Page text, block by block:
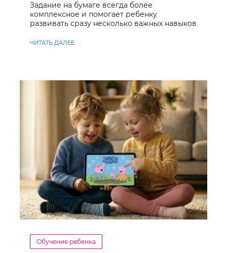
Задание на бумаге всегда более
комплексное и помогает ребенку
развивать сразу несколько важных навыков
ЧИТАТЬ ДАЛЕЕ
Обучение ребенка